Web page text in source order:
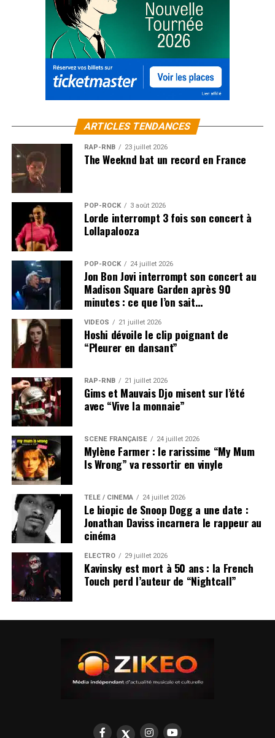
ARTICLES TENDANCES
RAP-RNB 23 juillet 2026
The Weeknd bat un record en France
POP-ROCK 3 août 2026
Lorde interrompt 3 fois son concert à
Lollapalooza
POP-ROCK 24 juillet 2026
Jon Bon Jovi interrompt son concert au
Madison Square Garden après 90
minutes : ce que l’on sait…
VIDEOS 21 juillet 2026
Hoshi dévoile le clip poignant de
“Pleurer en dansant”
RAP-RNB 21 juillet 2026
Gims et Mauvais Djo misent sur l’été
avec “Vive la monnaie”
SCÈNE FRANÇAISE 24 juillet 2026
Mylène Farmer : le rarissime “My Mum
Is Wrong” va ressortir en vinyle
TÉLÉ / CINÉMA 24 juillet 2026
Le biopic de Snoop Dogg a une date :
Jonathan Daviss incarnera le rappeur au
cinéma
ÉLECTRO 29 juillet 2026
Kavinsky est mort à 50 ans : la French
Touch perd l’auteur de “Nightcall”